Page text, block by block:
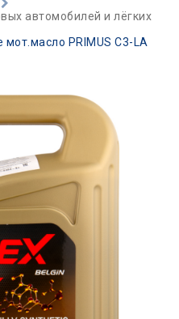
автомобилей и лёгких
мот.масло PRIMUS C3-LA